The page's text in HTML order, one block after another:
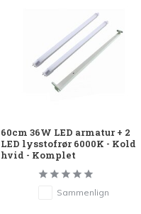
60cm 36W LED armatur + 2
LED lysstofrør 6000K - Kold
hvid - Komplet
Sammenlign